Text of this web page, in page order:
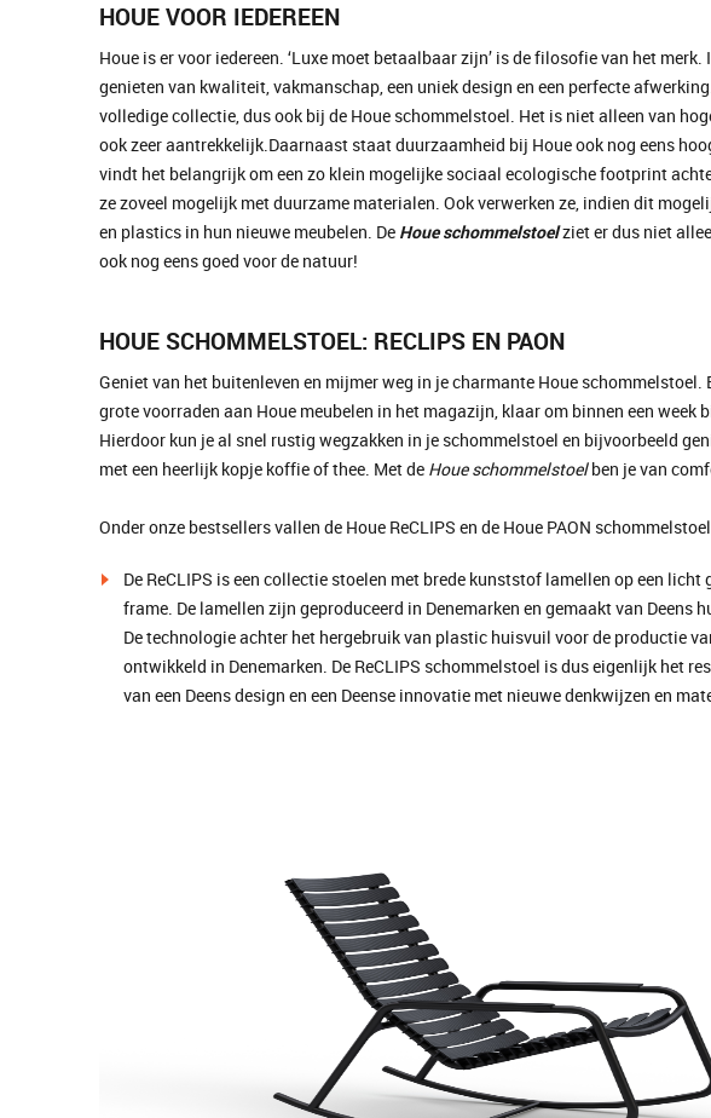
HOUE VOOR IEDEREEN
Houe is er voor iedereen. ‘Luxe moet betaalbaar zijn’ is de filosofie van het merk.
genieten van kwaliteit, vakmanschap, een uniek design en een perfecte
volledige collectie, dus ook bij de Houe schommelstoel. Het is niet alleen van
ook zeer aantrekkelijk.Daarnaast staat duurzaamheid bij Houe ook nog eens
vindt het belangrijk om een zo klein mogelijke sociaal ecologische footprint
ze zoveel mogelijk met duurzame materialen. Ook verwerken ze, indien dit
en plastics in hun nieuwe meubelen. De Houe schommelstoelziet er dus niet
ook nog eens goed voor de natuur!
HOUE SCHOMMELSTOEL: RECLIPS EN PAON
Geniet van het buitenleven en mijmer weg in je charmante Houe schommelstoel.
grote voorraden aan Houe meubelen in het magazijn, klaar om binnen een week
Hierdoor kun je al snel rustig wegzakken in je schommelstoel en bijvoorbeeld
met een heerlijk kopje koffie of thee. Met de Houe schommelstoelben je van
Onder onze bestsellers vallen de Houe ReCLIPS en de Houe PAON
De ReCLIPS is een collectie stoelen met brede kunststof lamellen op een
frame. De lamellen zijn geproduceerd in Denemarken en gemaakt van Deens
De technologie achter het hergebruik van plastic huisvuil voor de productie
ontwikkeld in Denemarken. De ReCLIPS schommelstoel is dus eigenlijk het
van een Deens design en een Deense innovatie met nieuwe denkwijzen en